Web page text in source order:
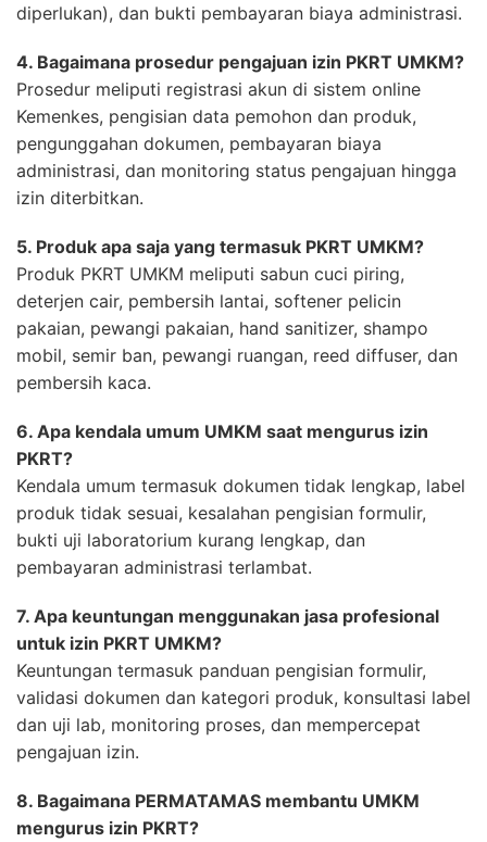
diperlukan), dan bukti pembayaran biaya administrasi.
4. Bagaimana prosedur pengajuan izin PKRT UMKM?
Prosedur meliputi registrasi akun di sistem online
Kemenkes, pengisian data pemohon dan produk,
pengunggahan dokumen, pembayaran biaya
administrasi, dan monitoring status pengajuan hingga
izin diterbitkan.
5. Produk apa saja yang termasuk PKRT UMKM?
Produk PKRT UMKM meliputi sabun cuci piring,
deterjen cair, pembersih lantai, softener pelicin
pakaian, pewangi pakaian, hand sanitizer, shampo
mobil, semir ban, pewangi ruangan, reed diffuser, dan
pembersih kaca.
6. Apa kendala umum UMKM saat mengurus izin
PKRT?
Kendala umum termasuk dokumen tidak lengkap, label
produk tidak sesuai, kesalahan pengisian formulir,
bukti uji laboratorium kurang lengkap, dan
pembayaran administrasi terlambat.
7. Apa keuntungan menggunakan jasa profesional
untuk izin PKRT UMKM?
Keuntungan termasuk panduan pengisian formulir,
validasi dokumen dan kategori produk, konsultasi label
dan uji lab, monitoring proses, dan mempercepat
pengajuan izin.
8. Bagaimana PERMATAMAS membantu UMKM
mengurus izin PKRT?